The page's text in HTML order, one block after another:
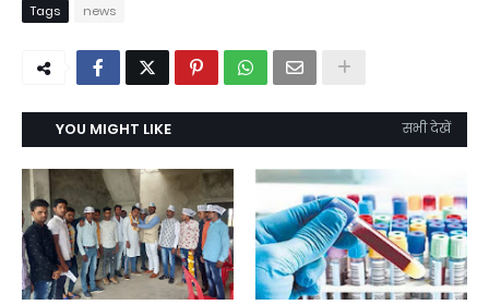
Tags news
YOU MIGHT LIKE सभी देखें